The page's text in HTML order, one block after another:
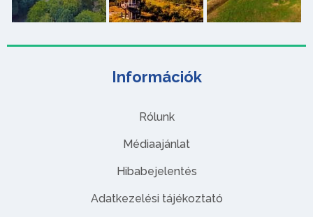
Információk
Rólunk
Médiaajánlat
Hibabejelentés
Adatkezelési tájékoztató